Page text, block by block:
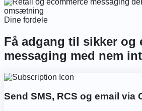
Dine fordele
Få adgang til sikker og
messaging med nem
Send SMS, RCS og email via